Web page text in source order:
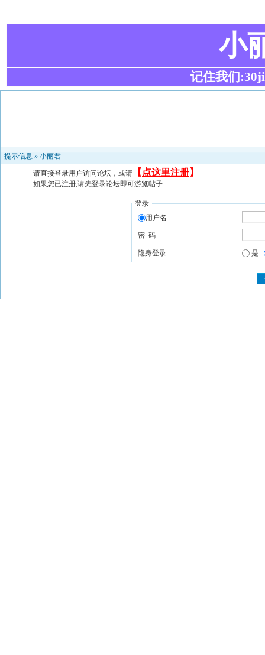
小
记住我们
提示信息 » 小丽君
请直接登录用户访问论坛，或请 【 点这里注册】
如果您已注册,请先登录论坛即可游览帖子
登录
用户名
密 码
隐身登录 是